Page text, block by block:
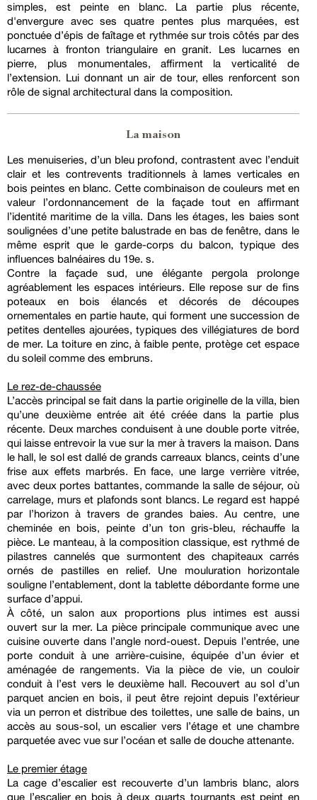
simples, est peinte en blanc. La partie plus récente,
d'envergure avec ses quatre pentes plus marquées, est
ponctuée d’épis de faîtage et rythmée sur trois côtés par des
lucarnes à fronton triangulaire en granit. Les lucarnes en
pierre, plus monumentales, affirment la verticalité de
l’extension. Lui donnant un air de tour, elles renforcent son
rôle de signal architectural dans la composition.
La maison
Les menuiseries, d’un bleu profond, contrastent avec l’enduit
clair et les contrevents traditionnels à lames verticales en
bois peintes en blanc. Cette combinaison de couleurs met en
valeur l’ordonnancement de la façade tout en affirmant
l’identité maritime de la villa. Dans les étages, les baies sont
soulignées d’une petite balustrade en bas de fenêtre, dans le
même esprit que le garde-corps du balcon, typique des
influences balnéaires du 19e. s.
Contre la façade sud, une élégante pergola prolonge
agréablement les espaces intérieurs. Elle repose sur de fins
poteaux en bois élancés et décorés de découpes
ornementales en partie haute, qui forment une succession de
petites dentelles ajourées, typiques des villégiatures de bord
de mer. La toiture en zinc, à faible pente, protège cet espace
du soleil comme des embruns.
Le rez-de-chaussée
L’accès principal se fait dans la partie originelle de la villa, bien
qu’une deuxième entrée ait été créée dans la partie plus
récente. Deux marches conduisent à une double porte vitrée,
qui laisse entrevoir la vue sur la mer à travers la maison. Dans
le hall, le sol est dallé de grands carreaux blancs, ceints d’une
frise aux effets marbrés. En face, une large verrière vitrée,
avec deux portes battantes, commande la salle de séjour, où
carrelage, murs et plafonds sont blancs. Le regard est happé
par l’horizon à travers de grandes baies. Au centre, une
cheminée en bois, peinte d’un ton gris-bleu, réchauffe la
pièce. Le manteau, à la composition classique, est rythmé de
pilastres cannelés que surmontent des chapiteaux carrés
ornés de pastilles en relief. Une mouluration horizontale
souligne l’entablement, dont la tablette débordante forme une
surface d’appui.
À côté, un salon aux proportions plus intimes est aussi
ouvert sur la mer. La pièce principale communique avec une
cuisine ouverte dans l’angle nord-ouest. Depuis l’entrée, une
porte conduit à une arrière-cuisine, équipée d’un évier et
aménagée de rangements. Via la pièce de vie, un couloir
conduit à l’est vers le deuxième hall. Recouvert au sol d’un
parquet ancien en bois, il peut être rejoint depuis l’extérieur
via un perron et distribue des toilettes, une salle de bains, un
accès au sous-sol, un escalier vers l’étage et une chambre
parquetée avec vue sur l’océan et salle de douche attenante.
Le premier étage
La cage d’escalier est recouverte d’un lambris blanc, alors
que l’escalier en bois à deux quarts tournants est peint en